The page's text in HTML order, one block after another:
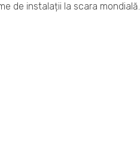
de instalații la scara mondială.